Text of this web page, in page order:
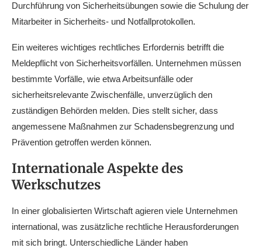
Durchführung von Sicherheitsübungen sowie die Schulung der
Mitarbeiter in Sicherheits- und Notfallprotokollen.
Ein weiteres wichtiges rechtliches Erfordernis betrifft die
Meldepflicht von Sicherheitsvorfällen. Unternehmen müssen
bestimmte Vorfälle, wie etwa Arbeitsunfälle oder
sicherheitsrelevante Zwischenfälle, unverzüglich den
zuständigen Behörden melden. Dies stellt sicher, dass
angemessene Maßnahmen zur Schadensbegrenzung und
Prävention getroffen werden können.
Internationale Aspekte des
Werkschutzes
In einer globalisierten Wirtschaft agieren viele Unternehmen
international, was zusätzliche rechtliche Herausforderungen
mit sich bringt. Unterschiedliche Länder haben